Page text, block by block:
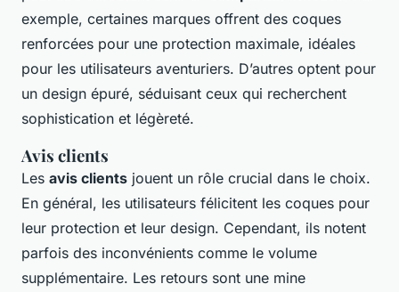
exemple, certaines marques offrent des coques
renforcées pour une protection maximale, idéales
pour les utilisateurs aventuriers. D’autres optent pour
un design épuré, séduisant ceux qui recherchent
sophistication et légèreté.
Avis clients
Les avis clients jouent un rôle crucial dans le choix.
En général, les utilisateurs félicitent les coques pour
leur protection et leur design. Cependant, ils notent
parfois des inconvénients comme le volume
supplémentaire. Les retours sont une mine